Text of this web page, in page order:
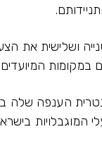
ושלישית את
במקומות
הענפה שלה
המוגבלויות